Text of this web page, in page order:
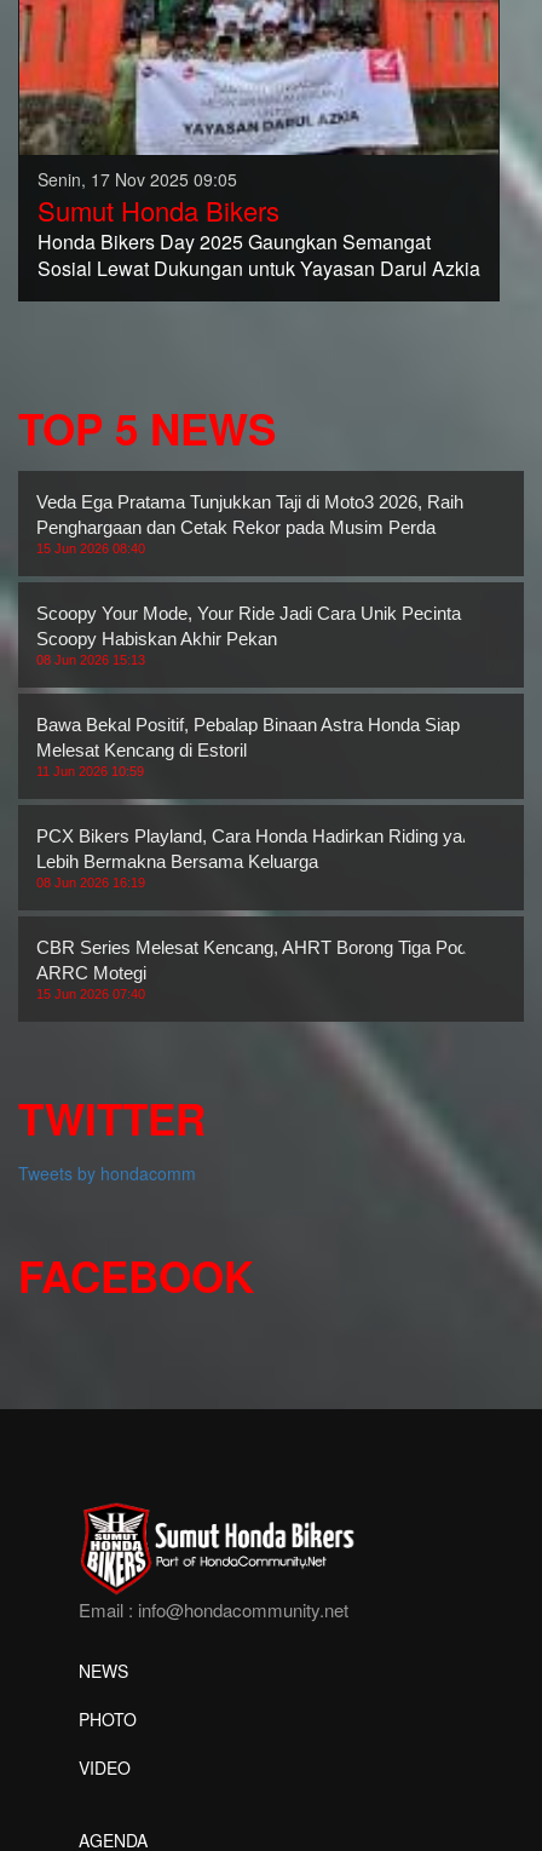
Senin, 17 Nov 2025 09:05
Sumut Honda Bikers
Honda Bikers Day 2025 Gaungkan Semangat
Sosial Lewat Dukungan untuk Yayasan Darul Azkia
TOP 5 NEWS
Veda Ega Pratama Tunjukkan Taji di Moto3 2026, Raih Dua
Penghargaan dan Cetak Rekor pada Musim Perda
15 Jun 2026 08:40
Scoopy Your Mode, Your Ride Jadi Cara Unik Pecinta
Scoopy Habiskan Akhir Pekan
08 Jun 2026 15:13
Bawa Bekal Positif, Pebalap Binaan Astra Honda Siap
Melesat Kencang di Estoril
11 Jun 2026 10:59
PCX Bikers Playland, Cara Honda Hadirkan Riding yang
Lebih Bermakna Bersama Keluarga
08 Jun 2026 16:19
CBR Series Melesat Kencang, AHRT Borong Tiga Podium
ARRC Motegi
15 Jun 2026 07:40
TWITTER
Tweets by hondacomm
FACEBOOK
Email : info@hondacommunity.net
NEWS
PHOTO
VIDEO
AGENDA